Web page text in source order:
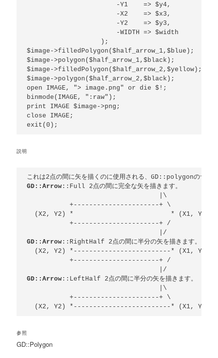
                       -Y1    => $y4,
                       -X2    => $x3,
                       -Y2    => $y3,
                       -WIDTH => $width
                   );
$image->filledPolygon($half_arrow_1,$blue);
$image->polygon($half_arrow_1,$black);
$image->filledPolygon($half_arrow_2,$yellow);
$image->polygon($half_arrow_2,$black);
open IMAGE, "> image.png" or die $!;
binmode(IMAGE, ":raw");
print IMAGE $image->png;
close IMAGE;
説明
GD::Arrow ::Full 2点の間に完全な矢を描きます。
                                  |\
           +----------------------+ \
  (X2, Y2) *                         * (X1, Y1)
           +----------------------+ /
GD::Arrow ::RightHalf 2点の間に半分の矢を描きます。
  (X2, Y2) *-------------------------* (X1, Y1)
           +----------------------+ /
GD::Arrow ::LeftHalf 2点の間に半分の矢を描きます。
                                  |\
           +----------------------+ \
参照
GD::Polygon